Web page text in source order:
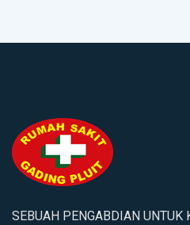
SEBUAH PENGABDIAN UNTUK